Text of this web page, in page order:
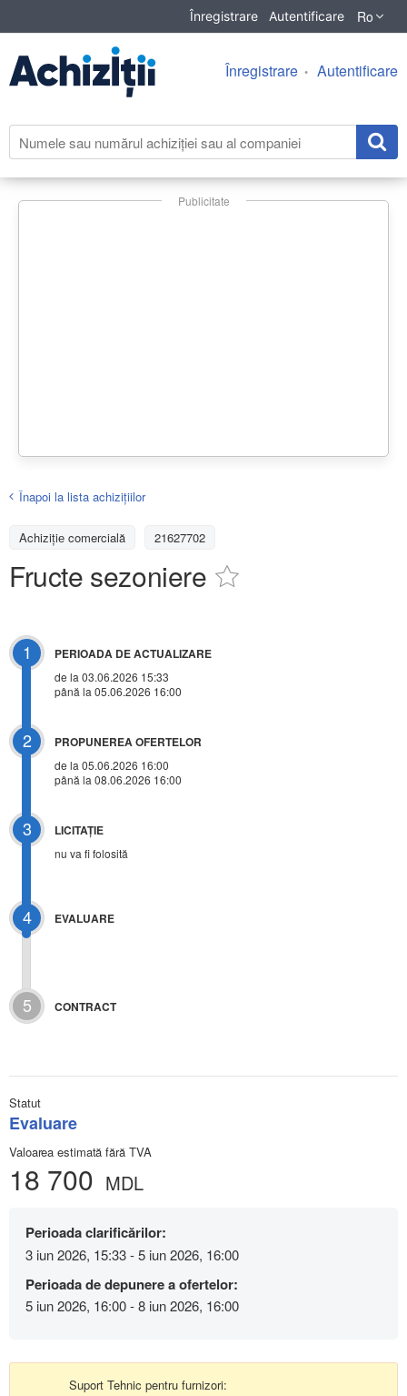
Înregistrare Autentificare Ro
Înregistrare Autentificare
Publicitate
Înapoi la lista achiziţiilor
Achizițiе comercială 21627702
Fructe sezoniere
1 PERIOADA DE ACTUALIZARE
de la 03.06.2026 15:33
până la 05.06.2026 16:00
2 PROPUNEREA OFERTELOR
de la 05.06.2026 16:00
până la 08.06.2026 16:00
3 LICITAŢIE
nu va fi folosită
4 EVALUARE
5 CONTRACT
Statut
Evaluare
Valoarea estimată fără TVA
18 700 MDL
Perioada clarificărilor:
3 iun 2026, 15:33 - 5 iun 2026, 16:00
Perioada de depunere a ofertelor:
5 iun 2026, 16:00 - 8 iun 2026, 16:00
Suport Tehnic pentru furnizori: